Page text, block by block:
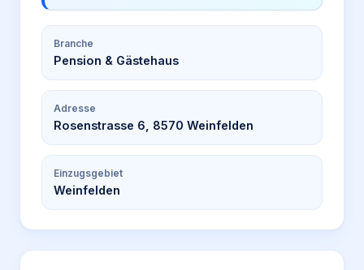
Branche
Pension & Gästehaus
Adresse
Rosenstrasse 6, 8570 Weinfelden
Einzugsgebiet
Weinfelden